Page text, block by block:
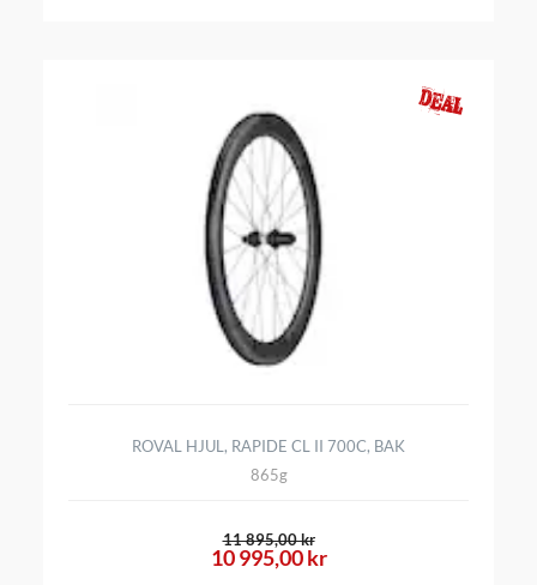
ROVAL HJUL, RAPIDE CL II 700C, BAK
865g
10 995,00 kr
11 895,00 kr